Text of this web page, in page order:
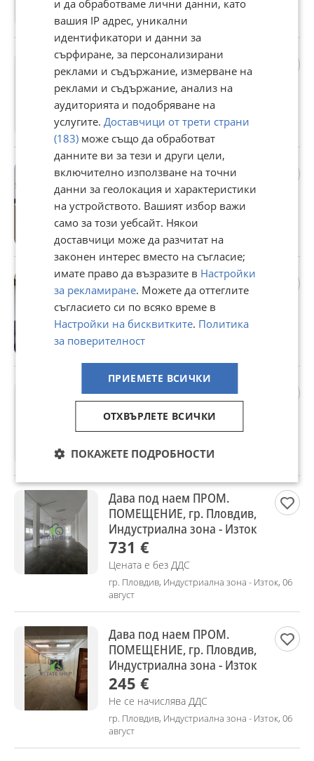
гр. Пловдив, Тракия, 06 август
Продава 2-СТАЕН, гр.
Пловдив, Тракия
114 990 €
Не се начислява ДДС
гр. Пловдив, Тракия, 06 август
Продава 2-СТАЕН, гр.
Пловдив, Коматево
78 612 €
Не се начислява ДДС
гр. Пловдив, Коматево, 06 август
Продава 2-СТАЕН, гр.
Пловдив, Кючук Париж
119 990 €
Не се начислява ДДС
гр. Пловдив, Кючук Париж, 06 август
Пловдив, Кючук Париж
135 990 €
гр. Пловдив, Кючук Париж, 06 август
Дава под наем ПРОМ.
ПОМЕЩЕНИЕ, гр. Пловдив,
Индустриална зона - Изток
731 €
Цената е без ДДС
гр. Пловдив, Индустриална зона - Изток, 06
август
Дава под наем ПРОМ.
ПОМЕЩЕНИЕ, гр. Пловдив,
Индустриална зона - Изток
245 €
Не се начислява ДДС
гр. Пловдив, Индустриална зона - Изток, 06
август
и да обработваме лични данни, като
вашия IP адрес, уникални
идентификатори и данни за
сърфиране, за персонализирани
реклами и съдържание, измерване на
реклами и съдържание, анализ на
аудиторията и подобряване на
услугите. Доставчици от трети страни
(183) може също да обработват
данните ви за тези и други цели,
включително използване на точни
данни за геолокация и характеристики
на устройството. Вашият избор важи
само за този уебсайт. Някои
доставчици може да разчитат на
законен интерес вместо на съгласие;
имате право да възразите в Настройки
за рекламиране. Можете да оттеглите
съгласието си по всяко време в
Настройки на бисквитките. Политика
за поверителност
ПРИЕМЕТЕ ВСИЧКИ
ОТХВЪРЛЕТЕ ВСИЧКИ
ПОКАЖЕТЕ ПОДРОБНОСТИ